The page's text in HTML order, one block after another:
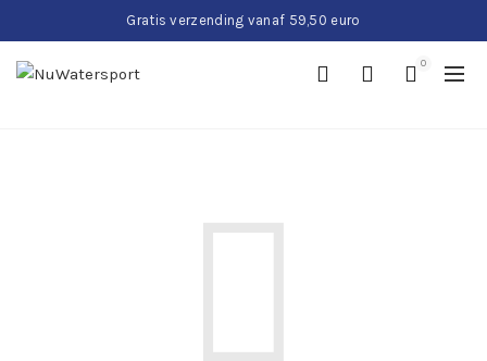
Gratis verzending vanaf 59,50 euro
0